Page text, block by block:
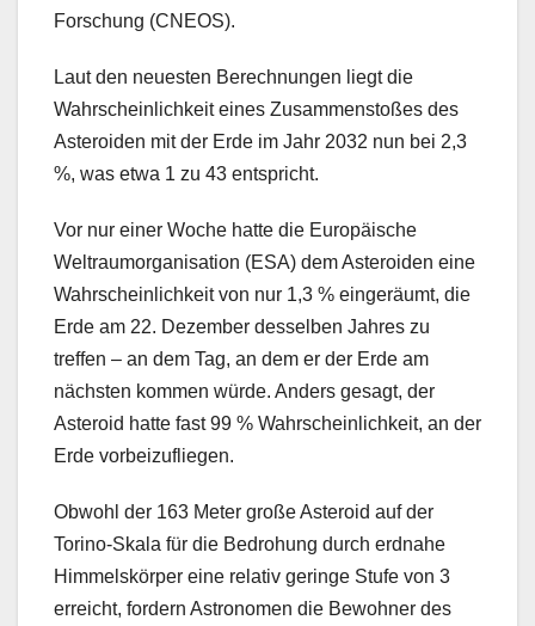
Forschung (CNEOS).
Laut den neuesten Berechnungen liegt die
Wahrscheinlichkeit eines Zusammenstoßes des
Asteroiden mit der Erde im Jahr 2032 nun bei 2,3
%, was etwa 1 zu 43 entspricht.
Vor nur einer Woche hatte die Europäische
Weltraumorganisation (ESA) dem Asteroiden eine
Wahrscheinlichkeit von nur 1,3 % eingeräumt, die
Erde am 22. Dezember desselben Jahres zu
treffen – an dem Tag, an dem er der Erde am
nächsten kommen würde. Anders gesagt, der
Asteroid hatte fast 99 % Wahrscheinlichkeit, an der
Erde vorbeizufliegen.
Obwohl der 163 Meter große Asteroid auf der
Torino-Skala für die Bedrohung durch erdnahe
Himmelskörper eine relativ geringe Stufe von 3
erreicht, fordern Astronomen die Bewohner des